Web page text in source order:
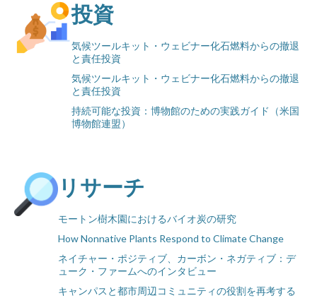
投資
気候ツールキット・ウェビナー化石燃料からの撤退
と責任投資
気候ツールキット・ウェビナー化石燃料からの撤退
と責任投資
持続可能な投資：博物館のための実践ガイド（米国
博物館連盟）
リサーチ
モートン樹木園におけるバイオ炭の研究
How Nonnative Plants Respond to Climate Change
ネイチャー・ポジティブ、カーボン・ネガティブ：デ
ューク・ファームへのインタビュー
キャンパスと都市周辺コミュニティの役割を再考する